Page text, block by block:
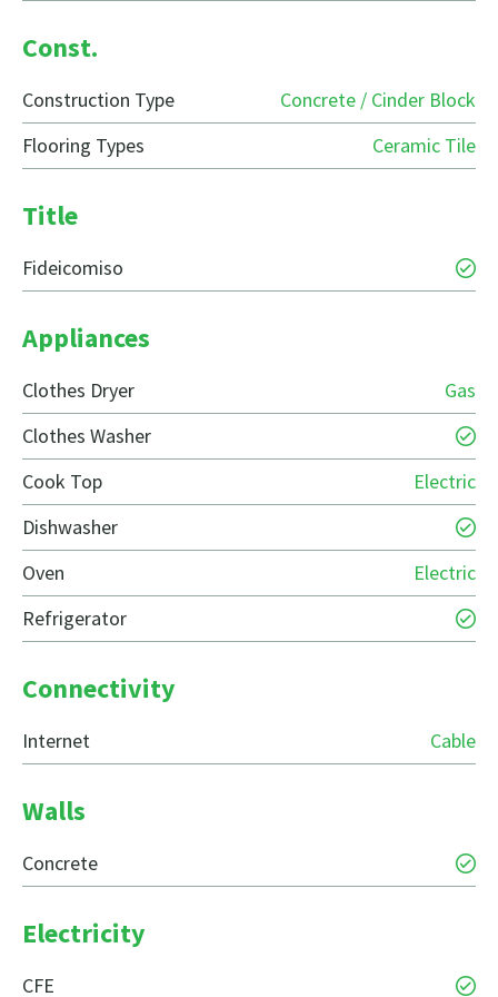
Const.
Construction Type
Concrete / Cinder Block
Flooring Types
Ceramic Tile
Title
Fideicomiso
Appliances
Clothes Dryer
Gas
Clothes Washer
Cook Top
Electric
Dishwasher
Oven
Electric
Refrigerator
Connectivity
Internet Cable
Walls
Concrete
Electricity
CFE